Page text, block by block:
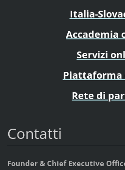
Italia-
Accademia
Servizi
Piattaforma
Rete di
Contatti
Founder & Chief Executive